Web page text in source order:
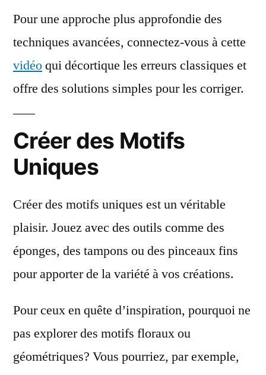
Pour une approche plus approfondie des
techniques avancées, connectez-vous à cette
vidéoqui décortique les erreurs classiques et
offre des solutions simples pour les corriger.
Créer des Motifs
Uniques
Créer des motifs uniques est un véritable
plaisir. Jouez avec des outils comme des
éponges, des tampons ou des pinceaux fins
pour apporter de la variété à vos créations.
Pour ceux en quête d’inspiration, pourquoi ne
pas explorer des motifs floraux ou
géométriques? Vous pourriez, par exemple,